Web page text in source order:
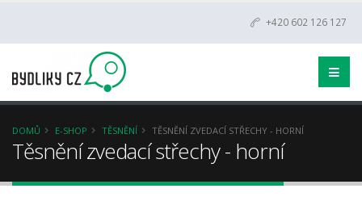
+420 602 126 127
DOMŮ E-SHOP TĚSNĚNÍ TĚSNĚNÍ ZVEDACÍ STŘECHY - HORNÍ
Těsnění zvedací střechy - horní